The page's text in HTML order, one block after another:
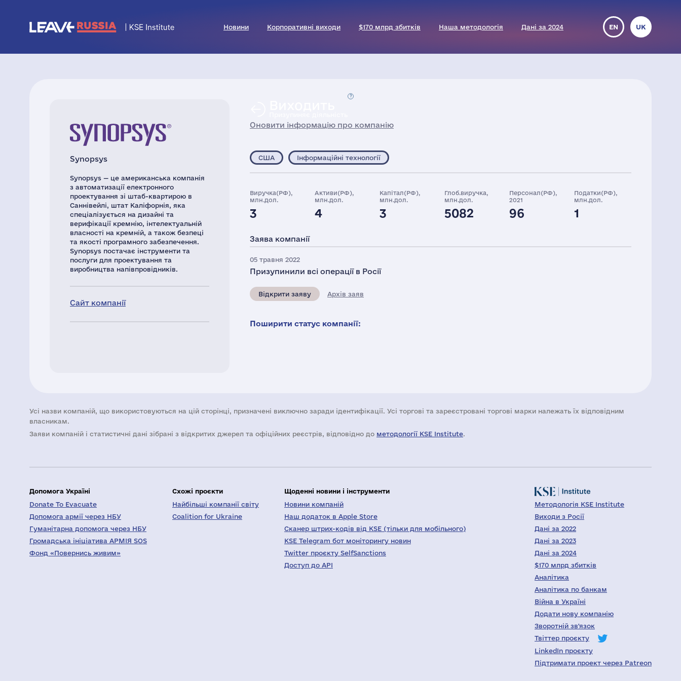
Новини Корпоративні виходи $170 млрд збитків Наша методологія Дані за 2024 EN UK
Synopsys
Synopsys — це американська компанія
з автоматизації електронного
проектування зі штаб-квартирою в
Саннівейлі, штат Каліфорнія, яка
спеціалізується на дизайні та
верифікації кремнію, інтелектуальній
власності на кремній, а також безпеці
та якості програмного забезпечення.
Synopsys постачає інструменти та
послуги для проектування та
виробництва напівпровідників.
Сайт компанії
Оновити інформацію про компанію
США Інформаційні технології
Виручка(РФ),
млн.дол.
3
Активи(РФ),
млн.дол.
4
Капітал(РФ),
млн.дол.
3
Глоб.виручка,
млн.дол.
5082
Персонал(РФ),
2021
96
Податки(РФ),
млн.дол.
1
Заява компанії
05 травня 2022
Призупинили всі операції в Росії
Відкрити заяву Архів заяв
Поширити статус компанії:
Усі назви компаній, що використовуються на цій сторінці, призначені виключно заради ідентифікації. Усі торгові та зареєстровані торгові марки належать їх відповідним
власникам.
Заяви компаній i статистичні дані зібрані з відкритих джерел та офіційних реєстрів, відповідно до методології KSE Institute.
Допомога Україні
Donate To Evacuate
Допомога армії через НБУ
Гуманітарна допомога через НБУ
Громадська ініціатива АРМІЯ SOS
Фонд «Повернись живим»
Схожі проєкти
Найбільші компанії світу
Coalition for Ukraine
Щоденні новини і інструменти
Новини компаній
Наш додаток в Apple Store
Сканер штрих-кодів від KSE (тільки для мобільного)
KSE Telegram бот моніторингу новин
Twitter проєкту SelfSanctions
Доступ до API
Методологія KSE Institute
Виходи з Росії
Дані за 2022
Дані за 2023
Дані за 2024
$170 млрд збитків
Аналітика
Аналітика по банкам
Війна в Україні
Додати нову компанію
Зворотній зв'язок
Твіттер проєкту
LinkedIn проєкту
Підтримати проект через Patreon